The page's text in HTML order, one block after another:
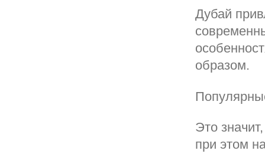
Дубай
образом.
Это
при этом